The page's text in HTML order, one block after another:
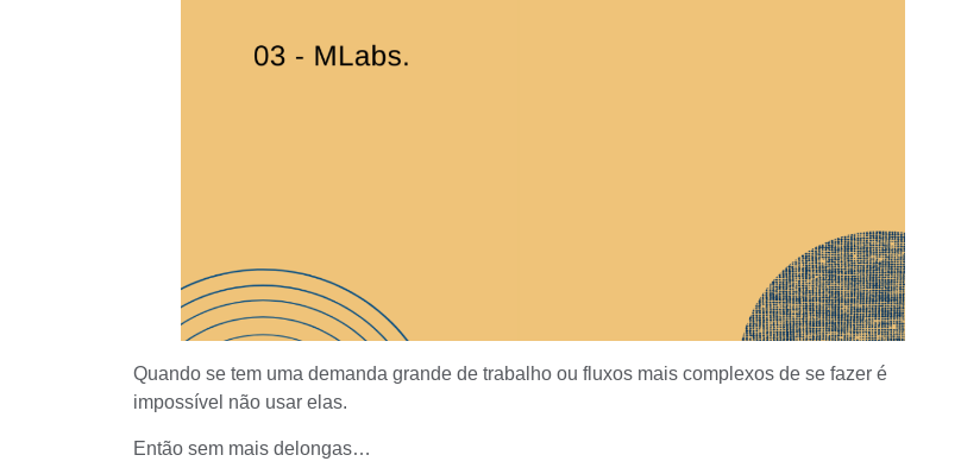
Quando se tem uma demanda grande de trabalho ou fluxos mais complexos de se fazer é
impossível não usar elas.
Então sem mais delongas…